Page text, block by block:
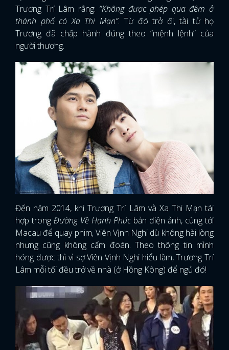
Trương Trí Lâm rằng: “Không được phép qua đêm ở
thành phố có Xa Thi Mạn”. Từ đó trở đi, tài tử họ
Trương đã chấp hành đúng theo “mệnh lệnh” của
người thương.
Đến năm 2014, khi Trương Trí Lâm và Xa Thi Mạn tái
hợp trong Đường Về Hạnh Phúc bản điện ảnh, cùng tới
Macau để quay phim, Viên Vịnh Nghi dù không hài lòng
nhưng cũng không cấm đoán. Theo thông tin mình
hóng được thì vì sợ Viên Vịnh Nghi hiểu lầm, Trương Trí
Lâm mỗi tối đều trở về nhà (ở Hồng Kông) để ngủ đó!